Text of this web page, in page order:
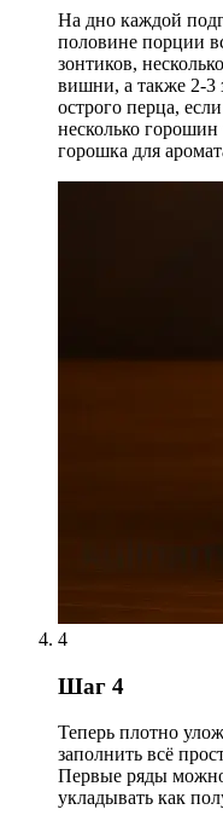
На дно каждой
половине порции
зонтиков,
вишни, а также 2-3
острого перца,
несколько
горошка для
4
Шаг 4
Теперь плотно
заполнить всё
Первые ряды можно
укладывать как